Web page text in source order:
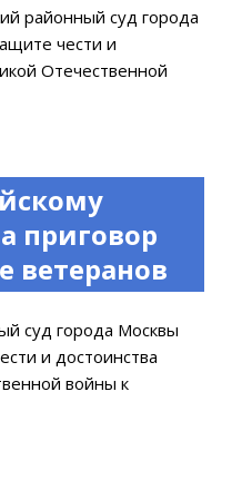
районный суд города
чести и
Отечественной
приговор
ветеранов
суд города Москвы
и достоинства
войны к